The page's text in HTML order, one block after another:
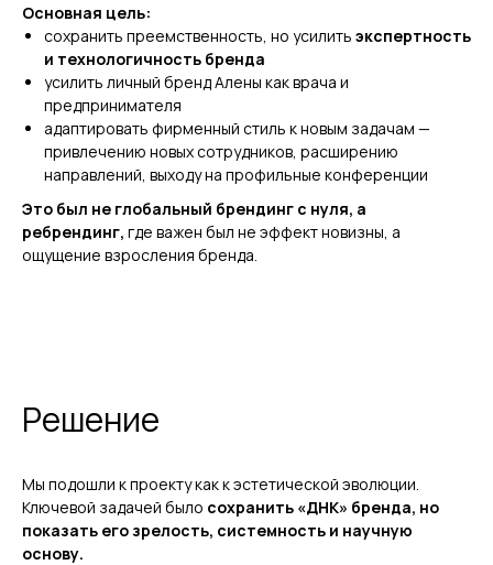
Основная цель:
сохранить преемственность, но усилить экспертность
и технологичность бренда
усилить личный бренд Алены как врача и
предпринимателя
адаптировать фирменный стиль к новым задачам —
привлечению новых сотрудников, расширению
направлений, выходу на профильные конференции
Это был не глобальный брендинг с нуля, а
ребрендинг, где важен был не эффект новизны, а
ощущение взросления бренда.
Решение
Мы подошли к проекту как к эстетической эволюции.
Ключевой задачей было сохранить «ДНК» бренда, но
показать его зрелость, системность и научную
основу.